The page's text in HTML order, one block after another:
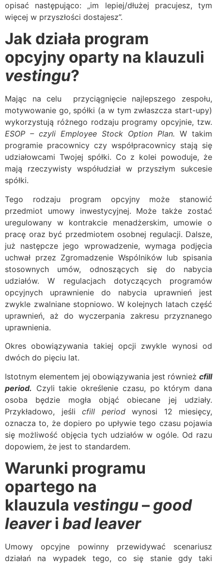
opisać następująco: „im lepiej/dłużej pracujesz, tym
więcej w przyszłości dostajesz”.
Jak działa program
opcyjny oparty na klauzuli
vestingu?
Mając na celu przyciągnięcie najlepszego zespołu,
motywowanie go, spółki (a w tym zwłaszcza start-upy)
wykorzystują różnego rodzaju programy opcyjnie, tzw.
ESOP – czyli Employee Stock Option Plan. W takim
programie pracownicy czy współpracownicy stają się
udziałowcami Twojej spółki. Co z kolei powoduje, że
mają rzeczywisty współudział w przyszłym sukcesie
spółki.
Tego rodzaju program opcyjny może stanowić
przedmiot umowy inwestycyjnej. Może także zostać
uregulowany w kontrakcie menadżerskim, umowie o
pracę oraz być przedmiotem osobnej regulacji. Dalsze,
już następcze jego wprowadzenie, wymaga podjęcia
uchwał przez Zgromadzenie Wspólników lub spisania
stosownych umów, odnoszących się do nabycia
udziałów. W regulacjach dotyczących programów
opcyjnych uprawnienie do nabycia uprawnień jest
zwykle zwalniane stopniowo. W kolejnych latach część
uprawnień, aż do wyczerpania zakresu przyznanego
uprawnienia.
Okres obowiązywania takiej opcji zwykle wynosi od
dwóch do pięciu lat.
Istotnym elementem jej obowiązywania jest również cfill
period. Czyli takie określenie czasu, po którym dana
osoba będzie mogła objąć obiecane jej udziały.
Przykładowo, jeśli cfill periodwynosi 12 miesięcy,
oznacza to, że dopiero po upływie tego czasu pojawia
się możliwość objęcia tych udziałów w ogóle. Od razu
dopowiem, że jest to standardem.
Warunki programu
opartego na
klauzula vestingu– good
leaveri bad leaver
Umowy opcyjne powinny przewidywać scenariusz
działań na wypadek tego, co się stanie gdy taki